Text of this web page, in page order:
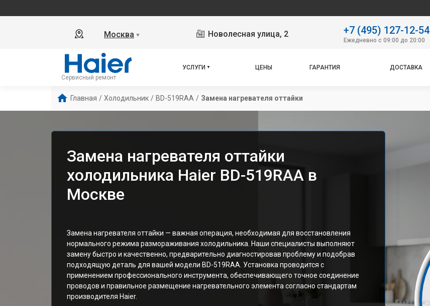
Москва ▼ Новолесная улица, 2 +7 (495) 127-12-54
Ежедневно с 09:00 до 20:00
Сервисный ремонт
УСЛУГИ ЦЕНЫ ГАРАНТИЯ ДОСТАВКА
Главная / Холодильник / BD-519RAA / Замена нагревателя оттайки
Замена нагревателя оттайки
холодильника Haier BD-519RAA в
Москве
Замена нагревателя оттайки — важная операция, необходимая для восстановления
нормального режима размораживания холодильника. Наши специалисты выполняют
замену быстро и качественно, предварительно диагностировав проблему и подобрав
подходящую деталь для вашей модели BD-519RAA. Установка проводится с
применением профессионального инструмента, обеспечивающего точное соединение
проводов и правильное размещение нагревательного элемента согласно стандартам
производителя Haier.